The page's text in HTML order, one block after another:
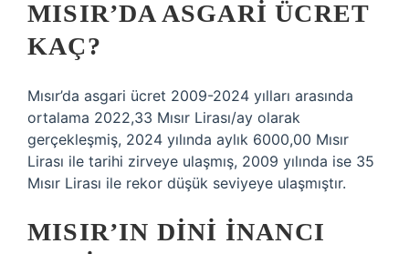
MISIR’DA ASGARI ÜCRET
KAÇ?
Mısır’da asgari ücret 2009-2024 yılları arasında
ortalama 2022,33 Mısır Lirası/ay olarak
gerçekleşmiş, 2024 yılında aylık 6000,00 Mısır
Lirası ile tarihi zirveye ulaşmış, 2009 yılında ise 35
Mısır Lirası ile rekor düşük seviyeye ulaşmıştır.
MISIR’IN DINI INANCI